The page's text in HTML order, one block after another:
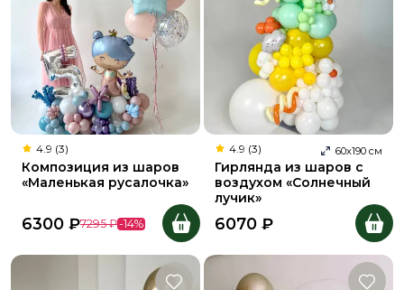
4.9 (3)
Композиция из шаров
«Маленькая русалочка»
6300 ₽7295 ₽-14%
4.9 (3) 60х190 см
Гирлянда из шаров с
воздухом «Солнечный
лучик»
6070 ₽